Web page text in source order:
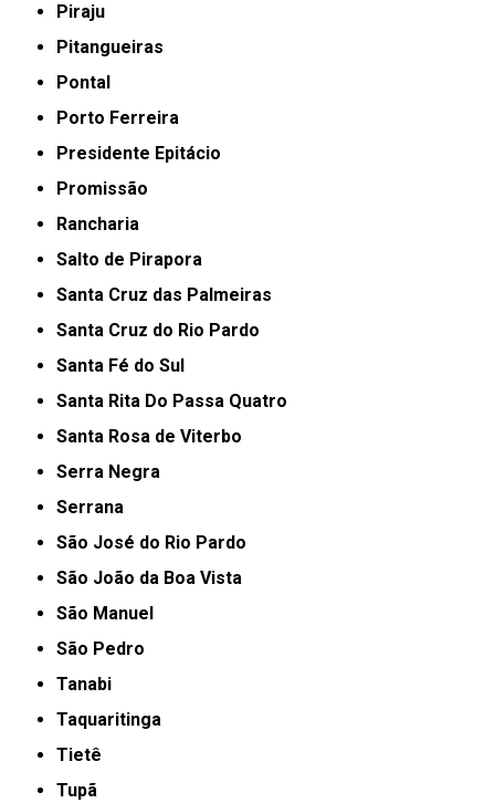
Piraju
Pitangueiras
Pontal
Porto Ferreira
Presidente Epitácio
Promissão
Rancharia
Salto de Pirapora
Santa Cruz das Palmeiras
Santa Cruz do Rio Pardo
Santa Fé do Sul
Santa Rita Do Passa Quatro
Santa Rosa de Viterbo
Serra Negra
Serrana
São José do Rio Pardo
São João da Boa Vista
São Manuel
São Pedro
Tanabi
Taquaritinga
Tietê
Tupã